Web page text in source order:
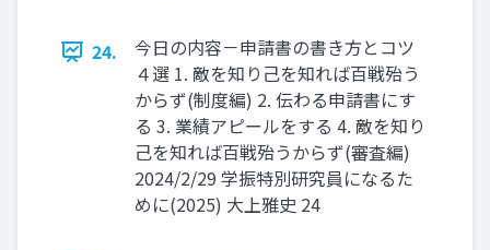
24.
今日の内容－申請書の書き方とコツ
４選 1. 敵を知り己を知れば百戦殆う
からず(制度編) 2. 伝わる申請書にす
る 3. 業績アピールをする 4. 敵を知り
己を知れば百戦殆うからず(審査編)
2024/2/29 学振特別研究員になるた
めに(2025) 大上雅史 24